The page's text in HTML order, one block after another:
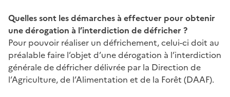
Quelles sont les démarches à effectuer pour obtenir
une dérogation à l’interdiction de défricher ?
Pour pouvoir réaliser un défrichement, celui-ci doit au
préalable faire l’objet d’une dérogation à l’interdiction
générale de défricher délivrée par la Direction de
l’Agriculture, de l’Alimentation et de la Forêt (DAAF).